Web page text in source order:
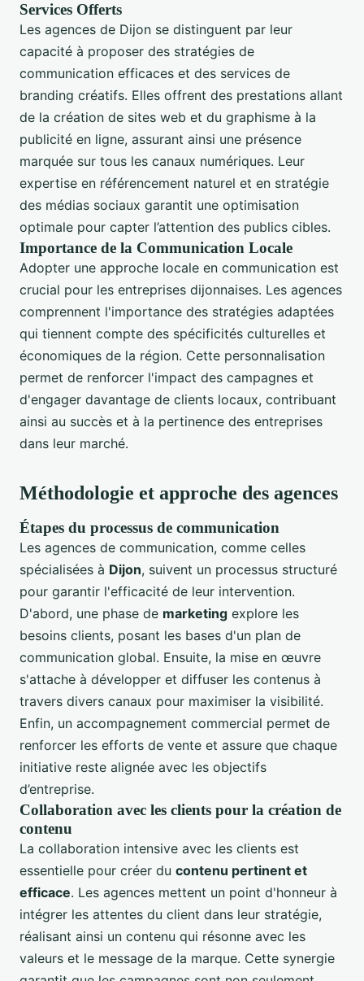
Services Offerts
Les agences de Dijon se distinguent par leur
capacité à proposer des stratégies de
communication efficaces et des services de
branding créatifs. Elles offrent des prestations allant
de la création de sites web et du graphisme à la
publicité en ligne, assurant ainsi une présence
marquée sur tous les canaux numériques. Leur
expertise en référencement naturel et en stratégie
des médias sociaux garantit une optimisation
optimale pour capter l’attention des publics cibles.
Importance de la Communication Locale
Adopter une approche locale en communication est
crucial pour les entreprises dijonnaises. Les agences
comprennent l'importance des stratégies adaptées
qui tiennent compte des spécificités culturelles et
économiques de la région. Cette personnalisation
permet de renforcer l'impact des campagnes et
d'engager davantage de clients locaux, contribuant
ainsi au succès et à la pertinence des entreprises
dans leur marché.
Méthodologie et approche des agences
Étapes du processus de communication
Les agences de communication, comme celles
spécialisées à Dijon, suivent un processus structuré
pour garantir l'efficacité de leur intervention.
D'abord, une phase de marketing explore les
besoins clients, posant les bases d'un plan de
communication global. Ensuite, la mise en œuvre
s'attache à développer et diffuser les contenus à
travers divers canaux pour maximiser la visibilité.
Enfin, un accompagnement commercial permet de
renforcer les efforts de vente et assure que chaque
initiative reste alignée avec les objectifs
d’entreprise.
Collaboration avec les clients pour la création de
contenu
La collaboration intensive avec les clients est
essentielle pour créer du contenu pertinent et
efficace. Les agences mettent un point d'honneur à
intégrer les attentes du client dans leur stratégie,
réalisant ainsi un contenu qui résonne avec les
valeurs et le message de la marque. Cette synergie